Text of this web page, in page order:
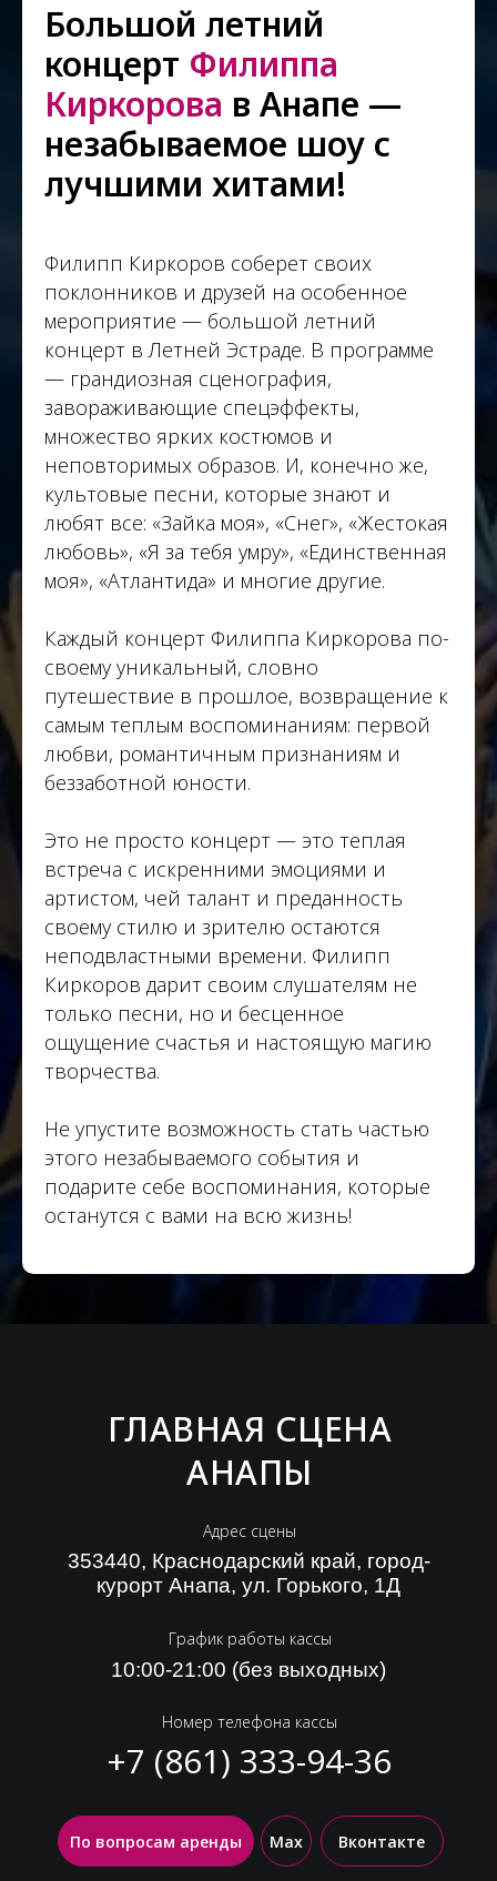
Большой летний
концерт Филиппа
Киркорова в Анапе —
незабываемое шоу с
лучшими хитами!
Филипп Киркоров соберет своих
поклонников и друзей на особенное
мероприятие — большой летний
концерт в Летней Эстраде. В программе
— грандиозная сценография,
завораживающие спецэффекты,
множество ярких костюмов и
неповторимых образов. И, конечно же,
культовые песни, которые знают и
любят все: «Зайка моя», «Снег», «Жестокая
любовь», «Я за тебя умру», «Единственная
моя», «Атлантида» и многие другие.
Каждый концерт Филиппа Киркорова по-
своему уникальный, словно
путешествие в прошлое, возвращение к
самым теплым воспоминаниям: первой
любви, романтичным признаниям и
беззаботной юности.
Это не просто концерт — это теплая
встреча с искренними эмоциями и
артистом, чей талант и преданность
своему стилю и зрителю остаются
неподвластными времени. Филипп
Киркоров дарит своим слушателям не
только песни, но и бесценное
ощущение счастья и настоящую магию
творчества.
Не упустите возможность стать частью
этого незабываемого события и
подарите себе воспоминания, которые
останутся с вами на всю жизнь!
353440, Краснодарский край, город-
курорт Анапа, ул. Горького, 1Д
ГЛАВНАЯ СЦЕНА
АНАПЫ
Адрес сцены
10:00-21:00 (без выходных)
График работы кассы
Номер телефона кассы
По вопросам аренды Вконтакте
Max
+7 (861) 333-94-36